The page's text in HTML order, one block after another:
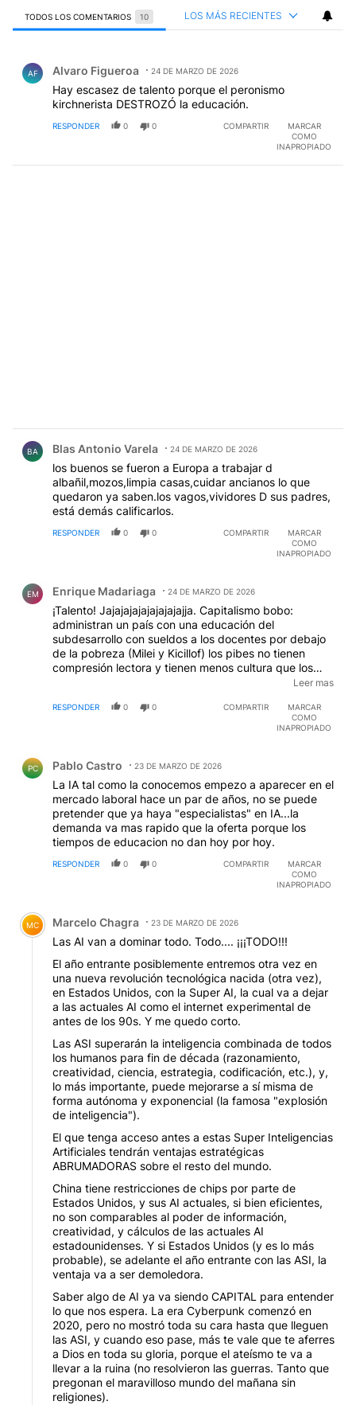
TODOS LOS COMENTARIOS 10 LOS MÁS RECIENTES
AF Alvaro Figueroa 24 DE MARZO DE 2026
Hay escasez de talento porque el peronismo
kirchnerista DESTROZÓ la educación.
RESPONDER 0 0 COMPARTIR
MARCAR
COMO
INAPROPIADO
BA Blas Antonio Varela 24 DE MARZO DE 2026
los buenos se fueron a Europa a trabajar d
albañil,mozos,limpia casas,cuidar ancianos lo que
quedaron ya saben.los vagos,vividores D sus padres,
está demás calificarlos.
RESPONDER 0 0 COMPARTIR
MARCAR
COMO
INAPROPIADO
EM Enrique Madariaga 24 DE MARZO DE 2026
¡Talento! Jajajajajajajajajajja. Capitalismo bobo:
administran un país con una educación del
subdesarrollo con sueldos a los docentes por debajo
de la pobreza (Milei y Kicillof) los pibes no tienen
compresión lectora y tienen menos cultura que los
hermanos Milei juntos, pero pretenden encontrar
desocupación, falopa, inseguridad, etc, cosa que
vienen contribuyendo TODOS los gobiernos del 76 al
Leer mas
RESPONDER 0 0 COMPARTIR
MARCAR
COMO
INAPROPIADO
PC Pablo Castro 23 DE MARZO DE 2026
La IA tal como la conocemos empezo a aparecer en el
mercado laboral hace un par de años, no se puede
pretender que ya haya "especialistas" en IA...la
demanda va mas rapido que la oferta porque los
tiempos de educacion no dan hoy por hoy.
RESPONDER 0 0 COMPARTIR
MARCAR
COMO
INAPROPIADO
Comentario de Marcelo Chagra.
MC Marcelo Chagra 23 DE MARZO DE 2026
Las AI van a dominar todo. Todo.... ¡¡¡TODO!!!
El año entrante posiblemente entremos otra vez en
una nueva revolución tecnológica nacida (otra vez),
en Estados Unidos, con la Super AI, la cual va a dejar
a las actuales AI como el internet experimental de
antes de los 90s. Y me quedo corto.
Las ASI superarán la inteligencia combinada de todos
los humanos para fin de década (razonamiento,
creatividad, ciencia, estrategia, codificación, etc.), y,
lo más importante, puede mejorarse a sí misma de
forma autónoma y exponencial (la famosa "explosión
de inteligencia").
El que tenga acceso antes a estas Super Inteligencias
Artificiales tendrán ventajas estratégicas
ABRUMADORAS sobre el resto del mundo.
China tiene restricciones de chips por parte de
Estados Unidos, y sus AI actuales, si bien eficientes,
no son comparables al poder de información,
creatividad, y cálculos de las actuales AI
estadounidenses. Y si Estados Unidos (y es lo más
probable), se adelante el año entrante con las ASI, la
ventaja va a ser demoledora.
Saber algo de AI ya va siendo CAPITAL para entender
lo que nos espera. La era Cyberpunk comenzó en
2020, pero no mostró toda su cara hasta que lleguen
las ASI, y cuando eso pase, más te vale que te aferres
a Dios en toda su gloria, porque el ateísmo te va a
llevar a la ruina (no resolvieron las guerras. Tanto que
pregonan el maravilloso mundo del mañana sin
religiones).